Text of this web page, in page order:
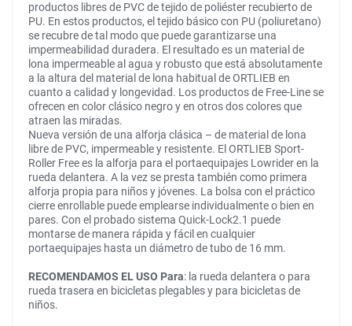
productos libres de PVC de tejido de poliéster recubierto de
PU. En estos productos, el tejido básico con PU (poliuretano)
se recubre de tal modo que puede garantizarse una
impermeabilidad duradera. El resultado es un material de
lona impermeable al agua y robusto que está absolutamente
a la altura del material de lona habitual de ORTLIEB en
cuanto a calidad y longevidad. Los productos de Free-Line se
ofrecen en color clásico negro y en otros dos colores que
atraen las miradas.
Nueva versión de una alforja clásica – de material de lona
libre de PVC, impermeable y resistente. El ORTLIEB Sport-
Roller Free es la alforja para el portaequipajes Lowrider en la
rueda delantera. A la vez se presta también como primera
alforja propia para niños y jóvenes. La bolsa con el práctico
cierre enrollable puede emplearse individualmente o bien en
pares. Con el probado sistema Quick-Lock2.1 puede
montarse de manera rápida y fácil en cualquier
portaequipajes hasta un diámetro de tubo de 16 mm.
RECOMENDAMOS EL USO Para: la rueda delantera o para
rueda trasera en bicicletas plegables y para bicicletas de
niños.